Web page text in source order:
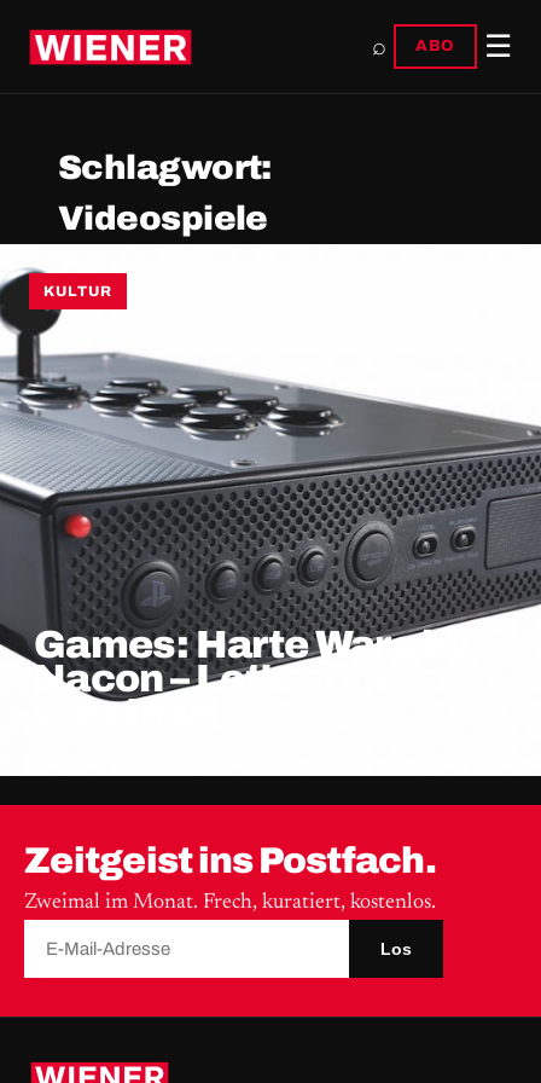
⌕ ABO ☰
Schlagwort:
Videospiele
KULTUR
Games: Harte Ware by
Nacon – Let’s stick
together!
Zeitgeist ins Postfach.
Zweimal im Monat. Frech, kuratiert, kostenlos.
Los